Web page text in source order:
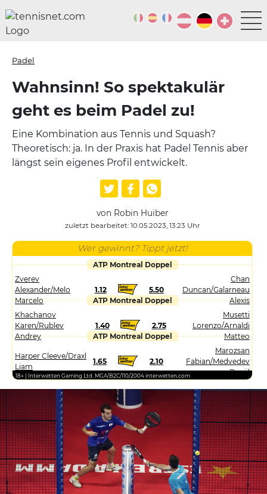
Padel
Wahnsinn! So spektakulär
geht es beim Padel zu!
Eine Kombination aus Tennis und Squash?
Theoretisch: ja. In der Praxis hat Padel Tennis aber
längst sein eigenes Profil entwickelt.
von Robin Huiber
zuletzt bearbeitet: 10.05.2023, 13:23 Uhr
Wer gewinnt? Tippt jetzt!
ATP Montreal Doppel
Zverev
Alexander/Melo
Marcelo
1.12 5.50
Chan
Duncan/Galarneau
Alexis
ATP Montreal Doppel
Khachanov
Karen/Rublev
Andrey
1.40 2.75
Musetti
Lorenzo/Arnaldi
Matteo
ATP Montreal Doppel
Harper Cleeve/Draxl
Liam
1.65 2.10
Marozsan
Fabian/Medvedev
Daniil
18+ | Interwetten Gaming Ltd. MGA/B2C/110/2004 interwetten.com